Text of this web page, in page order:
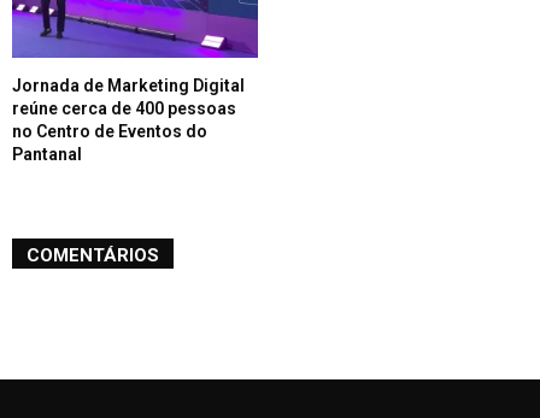
Jornada de Marketing Digital
reúne cerca de 400 pessoas
no Centro de Eventos do
Pantanal
COMENTÁRIOS